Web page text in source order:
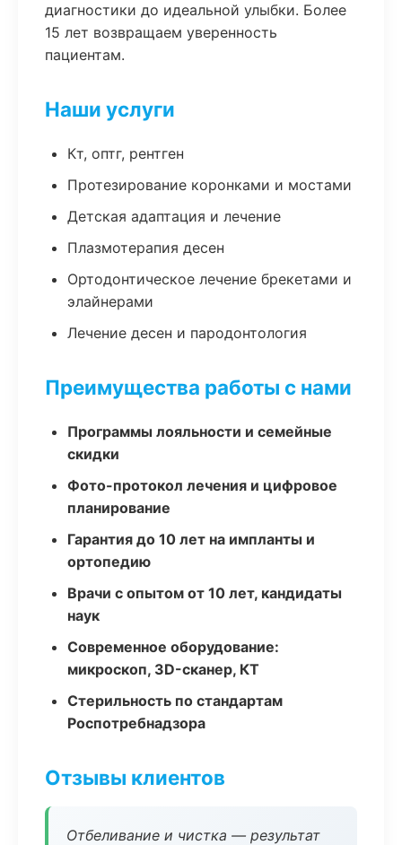
диагностики до идеальной улыбки. Более
15 лет возвращаем уверенность
пациентам.
Наши услуги
Кт, оптг, рентген
Протезирование коронками и мостами
Детская адаптация и лечение
Плазмотерапия десен
Ортодонтическое лечение брекетами и
элайнерами
Лечение десен и пародонтология
Преимущества работы с нами
Программы лояльности и семейные
скидки
Фото-протокол лечения и цифровое
планирование
Гарантия до 10 лет на импланты и
ортопедию
Врачи с опытом от 10 лет, кандидаты
наук
Современное оборудование:
микроскоп, 3D-сканер, КТ
Стерильность по стандартам
Роспотребнадзора
Отзывы клиентов
Отбеливание и чистка — результат